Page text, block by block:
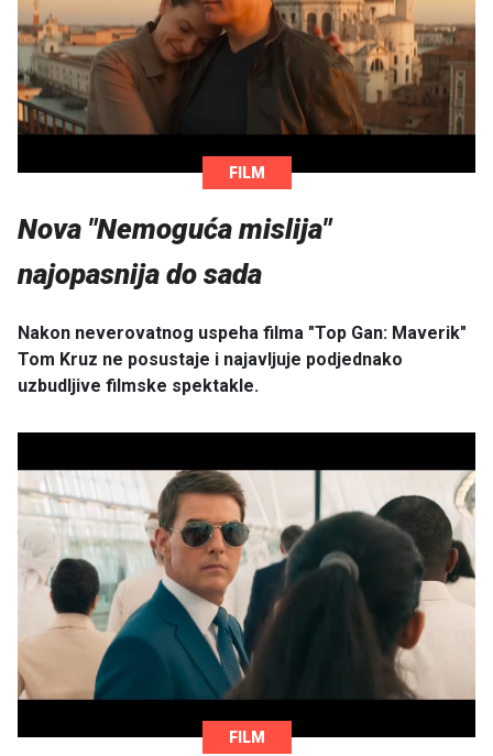
FILM
Nova "Nemoguća mislija"
najopasnija do sada
Nakon neverovatnog uspeha filma "Top Gan: Maverik"
Tom Kruz ne posustaje i najavljuje podjednako
uzbudljive filmske spektakle.
FILM